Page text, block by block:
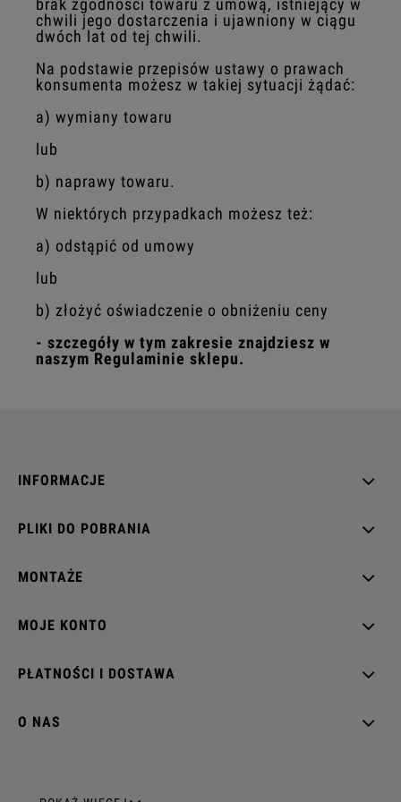
brak zgodności towaru z umową, istniejący w
chwili jego dostarczenia i ujawniony w ciągu
dwóch lat od tej chwili.
Na podstawie przepisów ustawy o prawach
konsumenta możesz w takiej sytuacji żądać:
a) wymiany towaru
lub
b) naprawy towaru.
W niektórych przypadkach możesz też:
a) odstąpić od umowy
lub
b) złożyć oświadczenie o obniżeniu ceny
- szczegóły w tym zakresie znajdziesz w
naszym Regulaminie sklepu.
INFORMACJE
PLIKI DO POBRANIA
MONTAŻE
MOJE KONTO
PŁATNOŚCI I DOSTAWA
O NAS
GNIAZDA ELEKTRYCZNE